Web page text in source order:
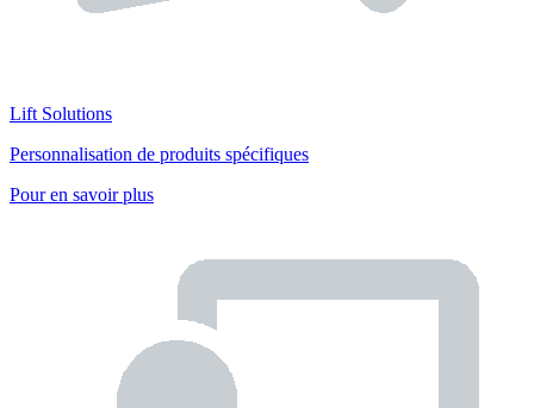
Lift Solutions
Personnalisation de produits spécifiques
Pour en savoir plus